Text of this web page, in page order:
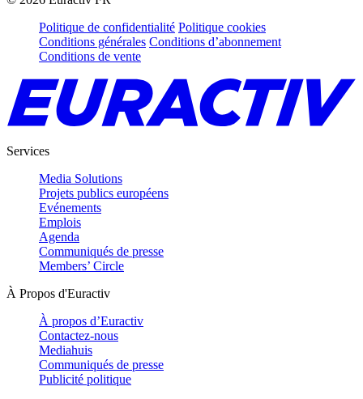
Politique de confidentialité Politique cookies
Conditions générales Conditions d’abonnement
Conditions de vente
Services
Media Solutions
Projets publics européens
Evénements
Emplois
Agenda
Communiqués de presse
Members’ Circle
À Propos d'Euractiv
À propos d’Euractiv
Contactez-nous
Mediahuis
Communiqués de presse
Publicité politique